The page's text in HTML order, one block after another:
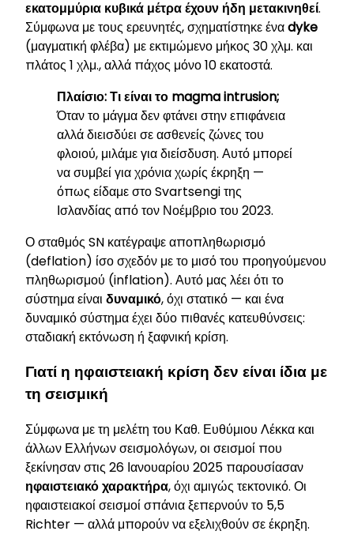
εκατομμύρια κυβικά μέτρα έχουν ήδη μετακινηθεί.
Σύμφωνα με τους ερευνητές, σχηματίστηκε έναdyke
(μαγματική φλέβα) με εκτιμώμενο μήκος 30 χλμ. και
πλάτος 1 χλμ., αλλά πάχος μόνο 10 εκατοστά.
Πλαίσιο: Τι είναι το magma intrusion;
Όταν το μάγμα δεν φτάνει στην επιφάνεια
αλλά διεισδύει σε ασθενείς ζώνες του
φλοιού, μιλάμε για διείσδυση. Αυτό μπορεί
να συμβεί για χρόνια χωρίς έκρηξη —
όπως είδαμε στο Svartsengi της
Ισλανδίας από τον Νοέμβριο του 2023.
Ο σταθμός SN κατέγραψε αποπληθωρισμό
(deflation) ίσο σχεδόν με το μισό του προηγούμενου
πληθωρισμού (inflation). Αυτό μας λέει ότι το
σύστημα είναι δυναμικό, όχι στατικό — και ένα
δυναμικό σύστημα έχει δύο πιθανές κατευθύνσεις:
σταδιακή εκτόνωση ή ξαφνική κρίση.
Γιατί η ηφαιστειακή κρίση δεν είναι ίδια με
τη σεισμική
Σύμφωνα με τη μελέτη του Καθ. Ευθύμιου Λέκκα και
άλλων Ελλήνων σεισμολόγων, οι σεισμοί που
ξεκίνησαν στις 26 Ιανουαρίου 2025 παρουσίασαν
ηφαιστειακό χαρακτήρα, όχι αμιγώς τεκτονικό. Οι
ηφαιστειακοί σεισμοί σπάνια ξεπερνούν το 5,5
Richter — αλλά μπορούν να εξελιχθούν σε έκρηξη.